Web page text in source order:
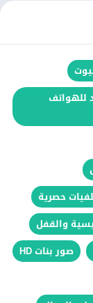
كيوت2025 الجديد للهواتف
حصرية
والقفل
صور بنات HD